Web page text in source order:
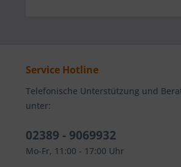
Service Hotline
Telefonische Unterstützung und
unter:
02389 - 9069932
Mo-Fr, 11:00 - 17:00 Uhr